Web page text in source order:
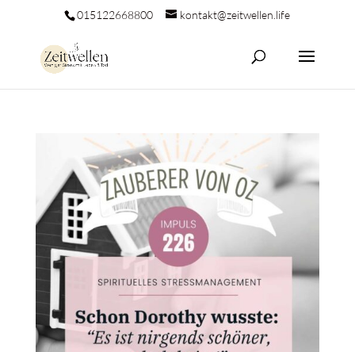
015122668800 kontakt@zeitwellen.life